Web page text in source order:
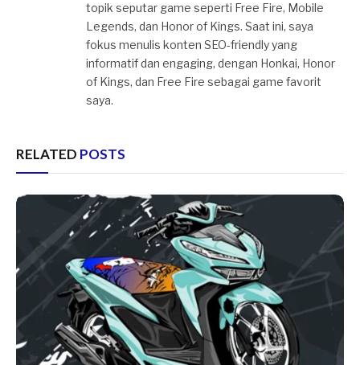
topik seputar game seperti Free Fire, Mobile
Legends, dan Honor of Kings. Saat ini, saya
fokus menulis konten SEO-friendly yang
informatif dan engaging, dengan Honkai, Honor
of Kings, dan Free Fire sebagai game favorit
saya.
RELATED POSTS